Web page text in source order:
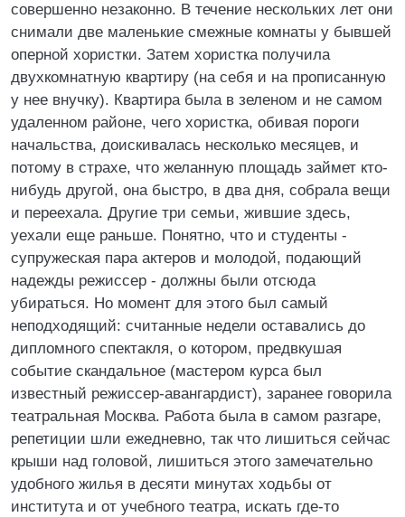
совершенно незаконно. В течение нескольких лет они
снимали две маленькие смежные комнаты у бывшей
оперной хористки. Затем хористка получила
двухкомнатную квартиру (на себя и на прописанную
у нее внучку). Квартира была в зеленом и не самом
удаленном районе, чего хористка, обивая пороги
начальства, доискивалась несколько месяцев, и
потому в страхе, что желанную площадь займет кто-
нибудь другой, она быстро, в два дня, собрала вещи
и переехала. Другие три семьи, жившие здесь,
уехали еще раньше. Понятно, что и студенты -
супружеская пара актеров и молодой, подающий
надежды режиссер - должны были отсюда
убираться. Но момент для этого был самый
неподходящий: считанные недели оставались до
дипломного спектакля, о котором, предвкушая
событие скандальное (мастером курса был
известный режиссер-авангардист), заранее говорила
театральная Москва. Работа была в самом разгаре,
репетиции шли ежедневно, так что лишиться сейчас
крыши над головой, лишиться этого замечательно
удобного жилья в десяти минутах ходьбы от
института и от учебного театра, искать где-то